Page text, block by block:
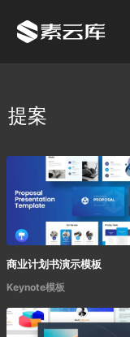
提案
商业计划书演示模板
Keynote模板